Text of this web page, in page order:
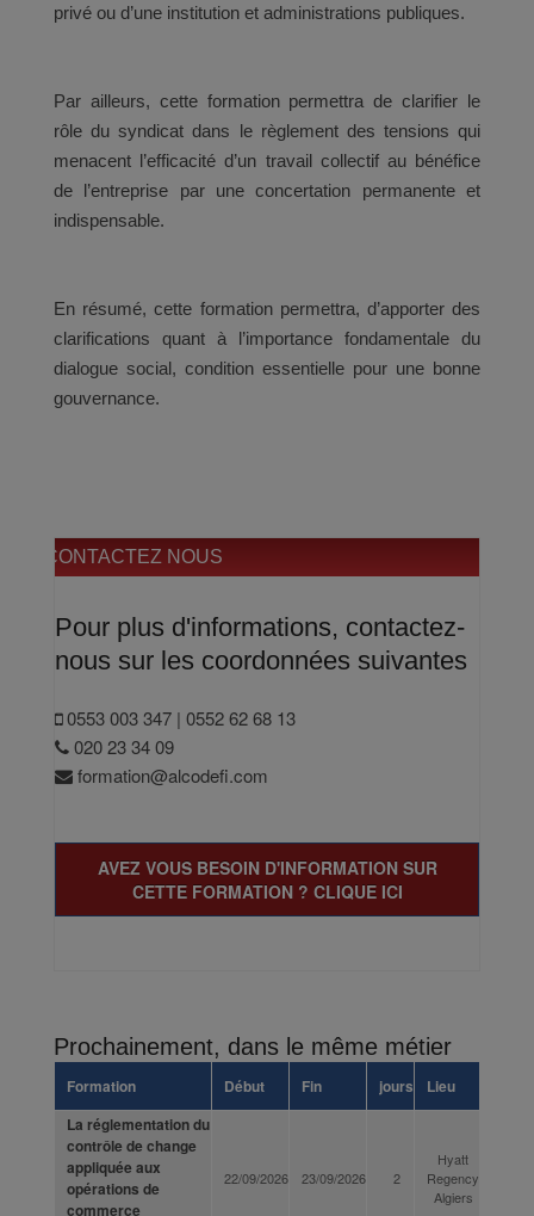
privé ou d’une institution et administrations publiques.
Par ailleurs, cette formation permettra de clarifier le
rôle du syndicat dans le règlement des tensions qui
menacent l’efficacité d’un travail collectif au bénéfice
de l’entreprise par une concertation permanente et
indispensable.
En résumé, cette formation permettra, d’apporter des
clarifications quant à l’importance fondamentale du
dialogue social, condition essentielle pour une bonne
gouvernance.
CONTACTEZ NOUS
Pour plus d'informations, contactez-
nous sur les coordonnées suivantes
0553 003 347 | 0552 62 68 13
020 23 34 09
formation@alcodefi.com
AVEZ VOUS BESOIN D'INFORMATION SUR
CETTE FORMATION ? CLIQUE ICI
Prochainement, dans le même métier
Formation Début Fin jours
Lieu
La réglementation du
contrôle de change
appliquée aux
opérations de
commerce
22/09/2026 23/09/2026 2
Hyatt
Regency
Algiers